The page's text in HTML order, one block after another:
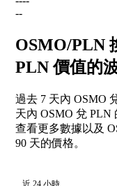
--
OSMO/PLN
PLN 價值的
過去 7 天內 OSMO
天內 OSMO 兌 PLN
查看更多數據以及
90 天的價格。
近 24 小時